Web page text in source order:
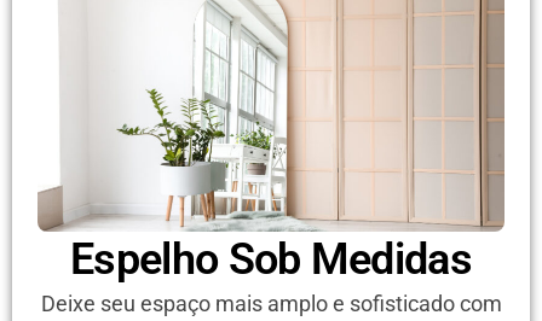
Espelho Sob Medidas
Deixe seu espaço mais amplo e sofisticado com